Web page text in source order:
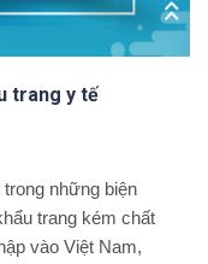
trang y tế
những biện
trang kém chất
vào Việt Nam,